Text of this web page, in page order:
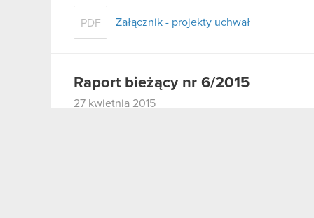
PDF Załącznik - projekty uchwał
Raport bieżący nr 6/2015
27 kwietnia 2015